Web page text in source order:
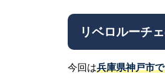
リベロルーチ
今回は兵庫県神戸市